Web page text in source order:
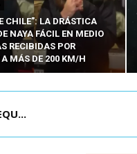
CHILE”: LA DRÁSTICA
NAYA FÁCIL EN MEDIO
RECIBIDAS POR
MÁS DE 200 KM/H